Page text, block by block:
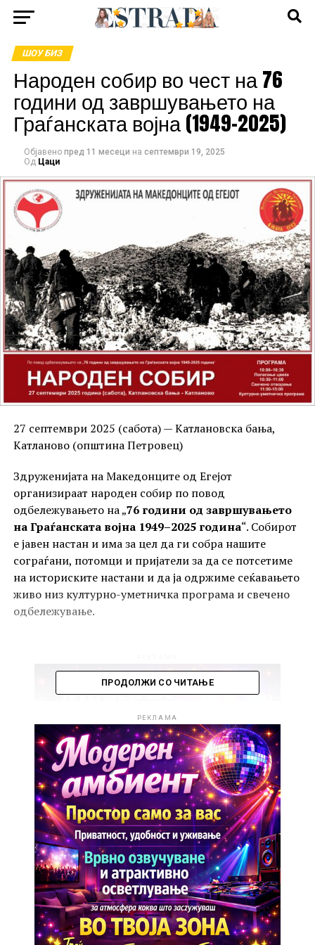
ШОУ БИЗ
Народен собир во чест на 76
години од завршувањето на
Граѓанската војна (1949–2025)
Објавено пред 11 месеци на септември 19, 2025
Од Цаци
27 септември 2025 (сабота) — Катлановска бања,
Катланово (општина Петровец)
Здруженијата на Македонците од Егејот
организираат народен собир по повод
одбележувањето на „76 години од завршувањето
на Граѓанската војна 1949–2025 година“. Собирот
е јавен настан и има за цел да ги собра нашите
сограѓани, потомци и пријатели за да се потсетиме
на историските настани и да ја одржиме сеќавањето
живо низ културно-уметничка програма и свечено
одбележување.
ПРОДОЛЖИ СО ЧИТАЊЕ
РЕКЛАМА